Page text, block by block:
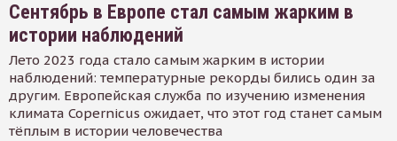
Сентябрь в Европе стал самым жарким в
истории наблюдений
Лето 2023 года стало самым жарким в истории
наблюдений: температурные рекорды бились один за
другим. Европейская служба по изучению изменения
климата Copernicus ожидает, что этот год станет самым
тёплым в истории человечества